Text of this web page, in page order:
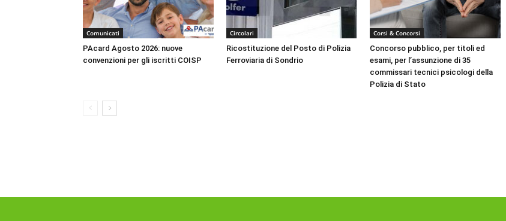
Comunicati
PAcard Agosto 2026: nuove
convenzioni per gli iscritti COISP
Circolari
Ricostituzione del Posto di Polizia
Ferroviaria di Sondrio
Corsi & Concorsi
Concorso pubblico, per titoli ed
esami, per l’assunzione di 35
commissari tecnici psicologi della
Polizia di Stato